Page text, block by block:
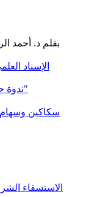
الإسناد
ندوة حول كتاب "العدالة الاجتماعية في الإسلام"
سكاكين وسهام
الاستسقاء